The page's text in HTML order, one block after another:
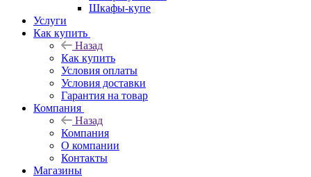
Шкафы-купе
Услуги
Как купить
Назад
Как купить
Условия оплаты
Условия доставки
Гарантия на товар
Компания
Назад
Компания
О компании
Контакты
Магазины